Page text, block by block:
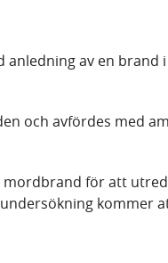
anledning av en brand
och avfördes med
för att
kommer